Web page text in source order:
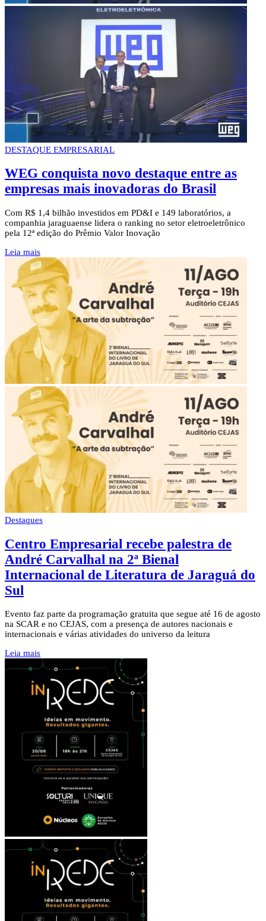
DESTAQUE EMPRESARIAL
WEG conquista novo destaque entre as
empresas mais inovadoras do Brasil
Com R$ 1,4 bilhão investidos em PD&I e 149 laboratórios, a
companhia jaraguaense lidera o ranking no setor eletroeletrônico
pela 12ª edição do Prêmio Valor Inovação
Leia mais
Destaques
Centro Empresarial recebe palestra de
André Carvalhal na 2ª Bienal
Internacional de Literatura de Jaraguá do
Sul
Evento faz parte da programação gratuita que segue até 16 de agosto
na SCAR e no CEJAS, com a presença de autores nacionais e
internacionais e várias atividades do universo da leitura
Leia mais